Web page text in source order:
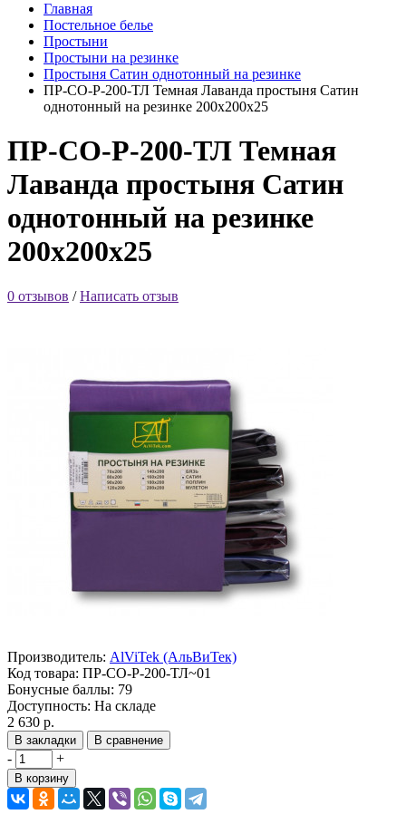
Главная
Постельное белье
Простыни
Простыни на резинке
Простыня Сатин однотонный на резинке
ПР-СО-Р-200-ТЛ Темная Лаванда простыня Сатин
однотонный на резинке 200х200х25
ПР-СО-Р-200-ТЛ Темная
Лаванда простыня Сатин
однотонный на резинке
200х200х25
0 отзывов /Написать отзыв
Производитель: AlViTek (АльВиТек)
Код товара: ПР-СО-Р-200-ТЛ~01
Бонусные баллы: 79
Доступность: На складе
2 630 р.
В закладки В сравнение
- +
В корзину